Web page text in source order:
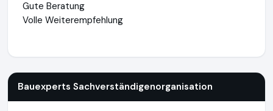
Gute Beratung
Volle Weiterempfehlung
Bauexperts Sachverständigenorganisation